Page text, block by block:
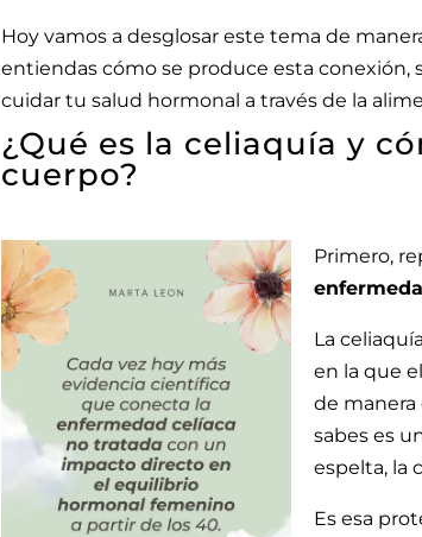
Hoy vamos a desglosar este tema de
entiendas cómo se produce esta
cuidar tu salud hormonal a través de la
¿Qué es la celiaquía y
cuerpo?
Primero,
La
en la que
de manera
sabes es
espelta, la
Es esa